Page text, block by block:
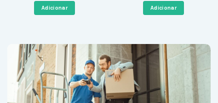
era:
219,00 €.
Adicionar
era:
419,01 €.
Adicionar